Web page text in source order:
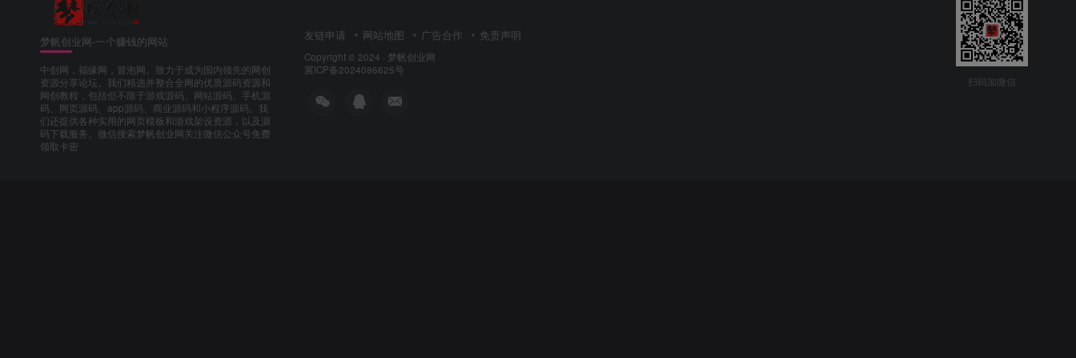
梦帆创业网-一个赚钱的网站
中创网，福缘网，冒泡网。致力于成为国内领先的网创
资源分享论坛。我们精选并整合全网的优质源码资源和
网创教程，包括但不限于游戏源码、网站源码、手机源
码、网页源码、app源码、商业源码和小程序源码。我
们还提供各种实用的网页模板和游戏架设资源，以及源
码下载服务。微信搜索梦帆创业网关注微信公众号免费
领取卡密
友链申请 网站地图 广告合作 免责声明
Copyright © 2024 · 梦帆创业网
冀ICP备2024086625号
扫码加微信